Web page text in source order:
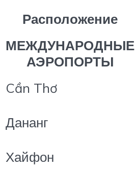
Расположение
МЕЖДУНАРОДНЫЕ
АЭРОПОРТЫ
Cần Thơ
Дананг
Хайфон